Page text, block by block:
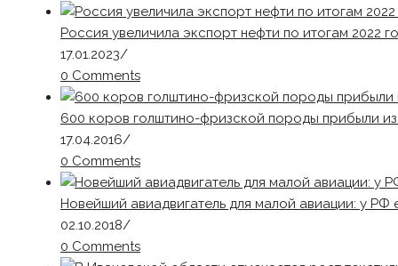
Россия увеличила экспорт нефти по итогам 2022
17.01.2023/
0 Comments
600 коров голштино-фризской породы прибыли
17.04.2016/
0 Comments
Новейший авиадвигатель для малой авиации: у РФ
02.10.2018/
0 Comments